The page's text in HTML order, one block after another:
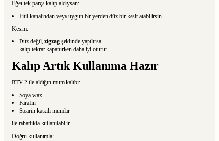
Eğer tek parça kalıp aldıysan:
Fitil kanalından veya uygun bir yerden düz bir kesit atabilirsin
Kesim:
Düz değil, zigzag şeklinde yapılırsa
kalıp tekrar kapanırken daha iyi oturur.
Kalıp Artık Kullanıma Hazır
RTV-2 ile aldığın mum kalıbı:
Soya wax
Parafin
Stearin katkılı mumlar
ile rahatlıkla kullanılabilir.
Doğru kullanımla: